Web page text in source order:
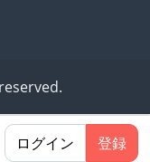
ログイン 登録